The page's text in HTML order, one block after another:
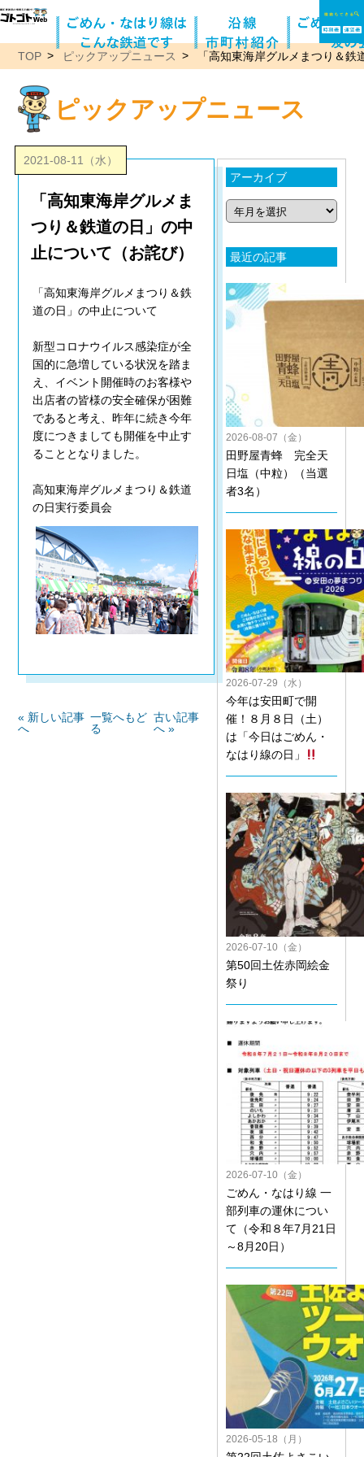
TOP ピックアップニュース 「高知東海岸グルメまつり＆
ピックアップニュース
2021-08-11（水）
「高知東海岸グルメま
つり＆鉄道の日」の中
止について（お詫び）
「高知東海岸グルメまつり＆鉄
道の日」の中止について
新型コロナウイルス感染症が全
国的に急増している状況を踏ま
え、イベント開催時のお客様や
出店者の皆様の安全確保が困難
であると考え、昨年に続き今年
度につきましても開催を中止す
ることとなりました。
高知東海岸グルメまつり＆鉄道
の日実行委員会
« 新しい記事
へ
一覧へもど
る
古い記事
へ »
アーカイブ
最近の記事
2026-08-07（金）
田野屋青蜂 完全天
日塩（中粒）（当選
者3名）
2026-07-29（水）
今年は安田町で開
催！８月８日（土）
は「今日はごめん・
なはり線の日」
2026-07-10（金）
第50回土佐赤岡絵金
祭り
2026-07-10（金）
ごめん・なはり線 一
部列車の運休につい
て（令和８年7月21日
～8月20日）
2026-05-18（月）